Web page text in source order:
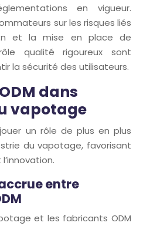
en vigueur.
sur les risques liés
et la mise en place de
qualité rigoureux sont
la sécurité des utilisateurs.
dans
vapotage
un rôle de plus en plus
du vapotage, favorisant
entre
et les fabricants ODM